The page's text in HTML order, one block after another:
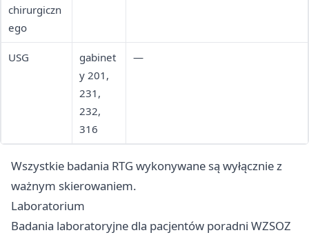
chirurgiczn
ego
USG
gabinet
y 201,
231,
232,
316
—
Wszystkie badania RTG wykonywane są wyłącznie z
ważnym skierowaniem.
Laboratorium
Badania laboratoryjne dla pacjentów poradni WZSOZ